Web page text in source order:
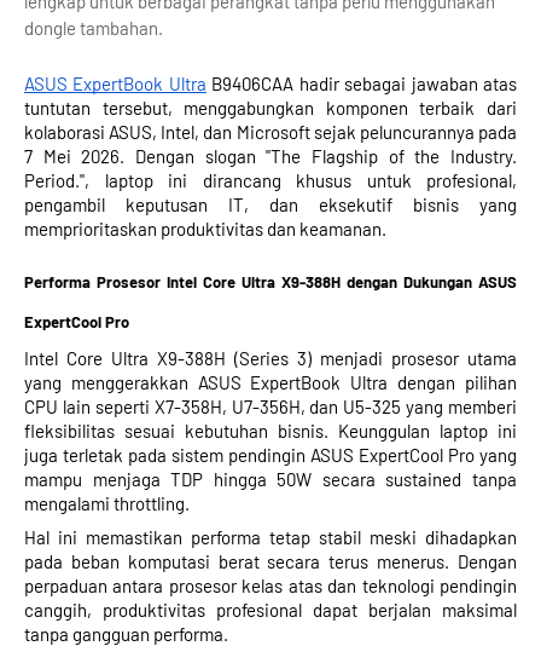
dongle tambahan.
ASUS ExpertBook Ultra B9406CAA hadir sebagai jawaban atas
tuntutan tersebut, menggabungkan komponen terbaik dari
kolaborasi ASUS, Intel, dan Microsoft sejak peluncurannya pada
7 Mei 2026. Dengan slogan "The Flagship of the Industry.
Period.", laptop ini dirancang khusus untuk profesional,
pengambil keputusan IT, dan eksekutif bisnis yang
memprioritaskan produktivitas dan keamanan.
Performa Prosesor Intel Core Ultra X9-388H dengan Dukungan ASUS
ExpertCool Pro
Intel Core Ultra X9-388H (Series 3) menjadi prosesor utama
yang menggerakkan ASUS ExpertBook Ultra dengan pilihan
CPU lain seperti X7-358H, U7-356H, dan U5-325 yang memberi
fleksibilitas sesuai kebutuhan bisnis. Keunggulan laptop ini
juga terletak pada sistem pendingin ASUS ExpertCool Pro yang
mampu menjaga TDP hingga 50W secara sustained tanpa
mengalami throttling.
Hal ini memastikan performa tetap stabil meski dihadapkan
pada beban komputasi berat secara terus menerus. Dengan
perpaduan antara prosesor kelas atas dan teknologi pendingin
canggih, produktivitas profesional dapat berjalan maksimal
tanpa gangguan performa.